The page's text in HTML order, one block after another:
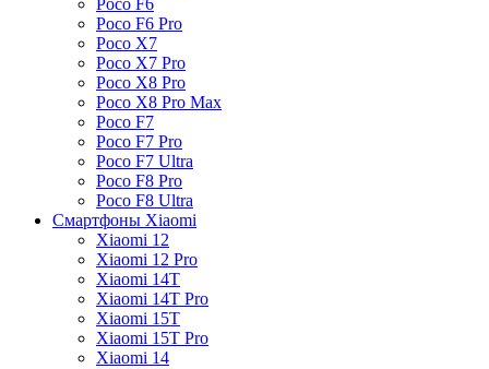
Poco F6
Poco F6 Pro
Poco X7
Poco X7 Pro
Poco X8 Pro
Poco X8 Pro Max
Poco F7
Poco F7 Pro
Poco F7 Ultra
Poco F8 Pro
Poco F8 Ultra
Смартфоны Xiaomi
Xiaomi 12
Xiaomi 12 Pro
Xiaomi 14T
Xiaomi 14T Pro
Xiaomi 15T
Xiaomi 15T Pro
Xiaomi 14